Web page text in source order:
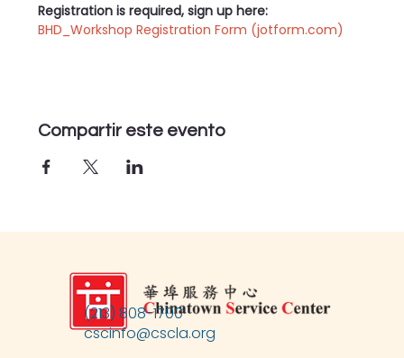
Registration is required, sign up here:
BHD_Workshop Registration Form (jotform.com)
Compartir este evento
(213) 808-1700
cscinfo@cscla.org